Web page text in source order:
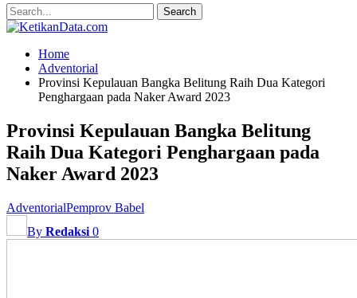
Home
Adventorial
Provinsi Kepulauan Bangka Belitung Raih Dua Kategori
Penghargaan pada Naker Award 2023
Provinsi Kepulauan Bangka Belitung
Raih Dua Kategori Penghargaan pada
Naker Award 2023
AdventorialPemprov Babel
By Redaksi 0